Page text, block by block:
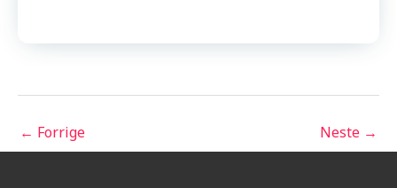
← Forrige Neste →